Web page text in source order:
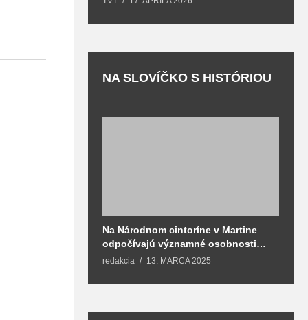
NA SLOVÍČKO S HISTÓRIOU
Na Národnom cintoríne v Martine
odpočívajú významné osobnosti
spojené aj s mestom Martin
redakcia 13. MARCA 2025